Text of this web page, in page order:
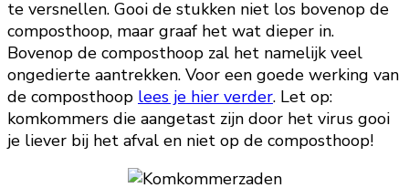
te versnellen. Gooi de stukken niet los bovenop de
composthoop, maar graaf het wat dieper in.
Bovenop de composthoop zal het namelijk veel
ongedierte aantrekken. Voor een goede werking van
de composthoop lees je hier verder. Let op:
komkommers die aangetast zijn door het virus gooi
je liever bij het afval en niet op de composthoop!